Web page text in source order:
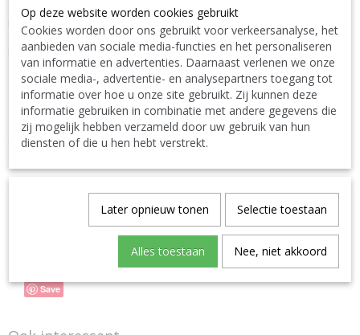
Extra informatie in volgende pdf :
DOWNLOAD LINK :
Productblad
Extra informatie in volgende pdf :
DOWNLOAD LINK : Gebruikershandleiding
N'hésitez pas à nous contacter. Nous livrons également à
l'étranger.| Don't hesitate to contact us. We also deliver also abroad.
Bitte zögern Sie nicht uns zu kontaktieren. Wir liefern auch
ins Ausland. TEL: 0032 9 378 24 30 or Mail:
CONTACT BcosyCLICK-CLIQUEZ ICI !
Pentair
Save
Op deze website worden cookies gebruikt
Cookies worden door ons gebruikt voor verkeersanalyse, het
aanbieden van sociale media-functies en het personaliseren
van informatie en advertenties. Daarnaast verlenen we onze
sociale media-, advertentie- en analysepartners toegang tot
informatie over hoe u onze site gebruikt. Zij kunnen deze
informatie gebruiken in combinatie met andere gegevens die
zij mogelijk hebben verzameld door uw gebruik van hun
diensten of die u hen hebt verstrekt.
Later opnieuw tonen Selectie toestaan
Alles toestaan Nee, niet akkoord